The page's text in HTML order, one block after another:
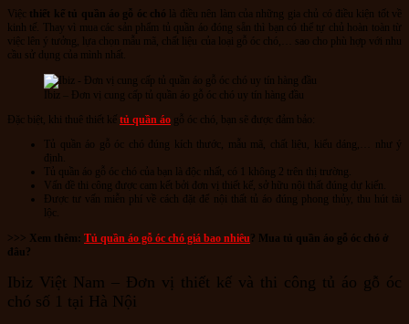
Việc thiết kế tủ quần áo gỗ óc chó là điều nên làm của những gia chủ có điều kiện tốt về
kinh tế. Thay vì mua các sản phẩm tủ quần áo đóng sẵn thì bạn có thể tự chủ hoàn toàn từ
việc lên ý tưởng, lựa chọn mẫu mã, chất liệu của loại gỗ óc chó,… sao cho phù hợp với nhu
cầu sử dụng của mình nhất.
Ibiz – Đơn vị cung cấp tủ quần áo gỗ óc chó uy tín hàng đầu
Đặc biệt, khi thuê thiết kế tủ quần áo gỗ óc chó, bạn sẽ được đảm bảo:
Tủ quần áo gỗ óc chó đúng kích thước, mẫu mã, chất liệu, kiểu dáng,… như ý
định.
Tủ quần áo gỗ óc chó của bạn là độc nhất, có 1 không 2 trên thị trường.
Vấn đề thi công được cam kết bởi đơn vị thiết kế, sở hữu nội thất đúng dự kiến.
Được tư vấn miễn phí về cách đặt để nội thất tủ áo đúng phong thủy, thu hút tài
lộc.
>>> Xem thêm: Tủ quần áo gỗ óc chó giá bao nhiêu ? Mua tủ quần áo gỗ óc chó ở
đâu?
Ibiz Việt Nam – Đơn vị thiết kế và thi công tủ áo gỗ óc
chó số 1 tại Hà Nội